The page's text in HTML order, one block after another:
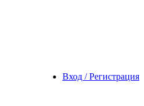
Вход / Регистрация